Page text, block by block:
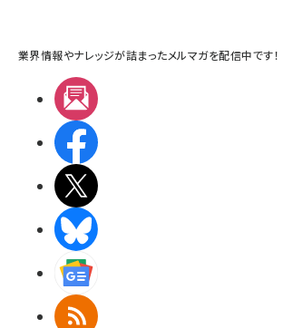
業界情報やナレッジが詰まったメルマガを配信中です！
RSS